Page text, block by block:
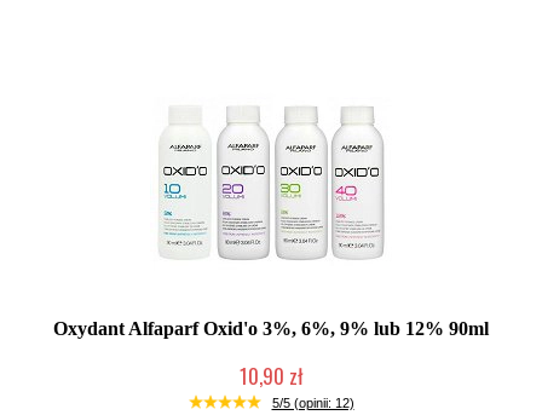
Oxydant Alfaparf Oxid'o 3%, 6%, 9% lub 12% 90ml
10,90 zł
Duża ilość (wysyłka w 24h)
5/5 (opinii: 12)